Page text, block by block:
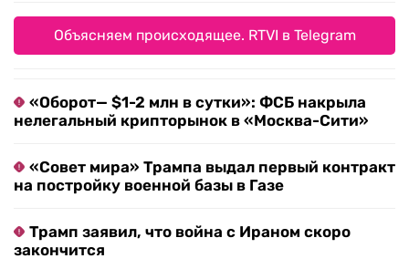
Объясняем происходящее. RTVI в Telegram
«Оборот— $1-2 млн в сутки»: ФСБ накрыла
нелегальный крипторынок в «Москва-Сити»
«Совет мира» Трампа выдал первый контракт
на постройку военной базы в Газе
Трамп заявил, что война с Ираном скоро
закончится